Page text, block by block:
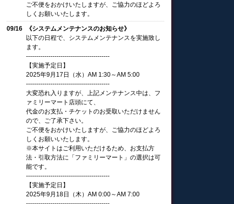
ご不便をおかけいたしますが、ご協力のほどよろ
しくお願いいたします。
09/16
《システムメンテナンスのお知らせ》
以下の日程で、システムメンテナンスを実施致し
ます。
-----------------------------------------
【実施予定日】
2025年9月17日（水）AM 1:30～AM 5:00
-----------------------------------------
大変恐れ入りますが、上記メンテナンス中は、フ
ァミリーマート店頭にて、
代金のお支払・チケットのお受取いただけません
ので、ご了承下さい。
ご不便をおかけいたしますが、ご協力のほどよろ
しくお願いいたします。
※本サイトはご利用いただけるため、お支払方
法・引取方法に「ファミリーマート」の選択は可
能です。
-----------------------------------------
【実施予定日】
2025年9月18日（木）AM 0:00～AM 7:00